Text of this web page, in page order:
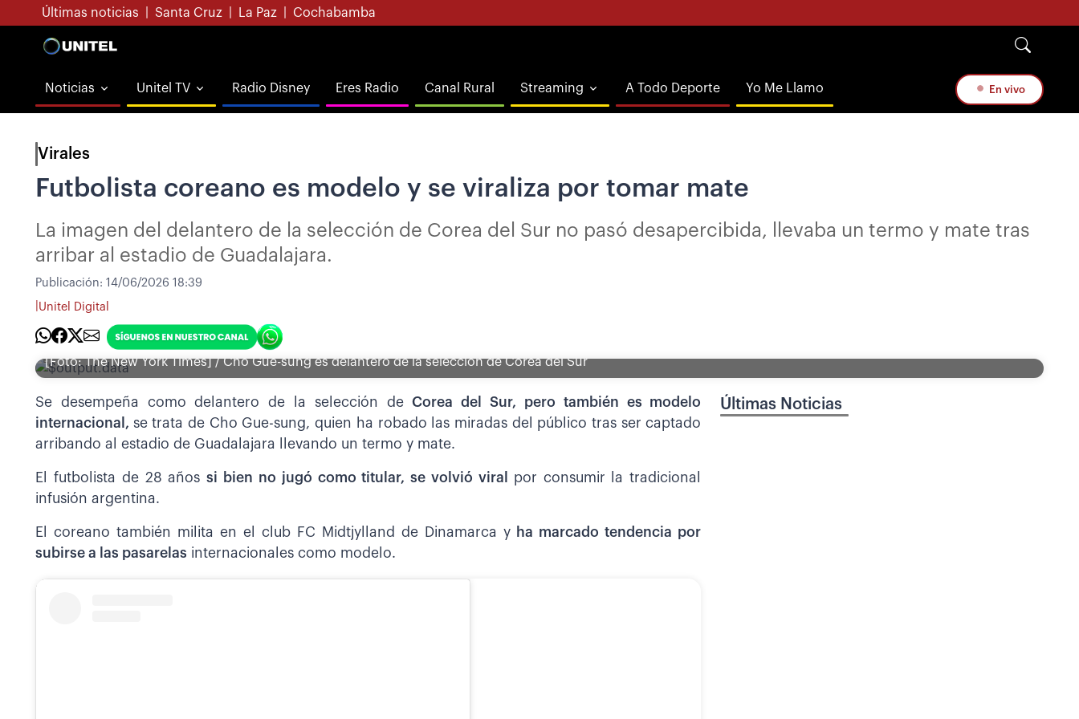
Últimas noticias Santa Cruz La Paz Cochabamba
Noticias Unitel TV Radio Disney Eres Radio Canal Rural Streaming A Todo Deporte Yo Me Llamo En vivo
Virales
Futbolista coreano es modelo y se viraliza por tomar mate
La imagen del delantero de la selección de Corea del Sur no pasó desapercibida, llevaba un termo y mate tras
arribar al estadio de Guadalajara.
Publicación: 14/06/2026 18:39
Unitel Digital
[Foto: The New York Times] / Cho Gue-sung es delantero de la selección de Corea del Sur
Se desempeña como delantero de la selección deCorea del Sur, pero también es modelo
internacional, se trata de Cho Gue-sung, quien ha robado las miradas del público tras ser captado
arribando al estadio de Guadalajara llevando un termo y mate.
El futbolista de 28 añossi bien no jugó como titular, se volvió viral por consumir la tradicional
infusión argentina.
El coreano también milita en el club FC Midtjylland de Dinamarca y ha marcado tendencia por
subirse a las pasarelas internacionales como modelo.
Últimas Noticias